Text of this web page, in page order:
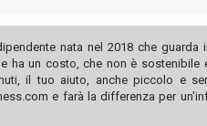
nata nel 2018 che guarda
ha un costo, che non è sostenibile
il tuo aiuto, anche piccolo e
e farà la differenza per